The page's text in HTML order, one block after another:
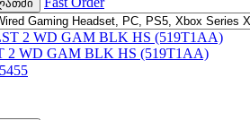
2 WD GAM BLK HS (519T1AA)